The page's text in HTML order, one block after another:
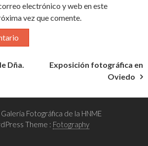
electrónico y web en este
vez que comente.
Dña.
Exposición fotográfica en
Oviedo
Fotográfica de la HNME
Theme : Fotography